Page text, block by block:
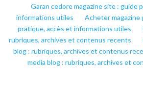
Garan cedore magazine site : guide
informations utiles
Acheter magazine
pratique, accès et informations utiles
rubriques, archives et contenus recents
blog : rubriques, archives et contenus
media blog : rubriques, archives et